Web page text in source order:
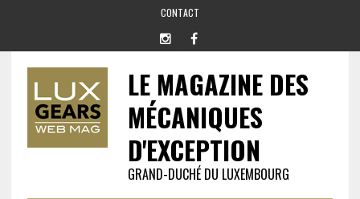
CONTACT
LE MAGAZINE DES
MÉCANIQUES
D'EXCEPTION
GRAND-DUCHÉ DU LUXEMBOURG